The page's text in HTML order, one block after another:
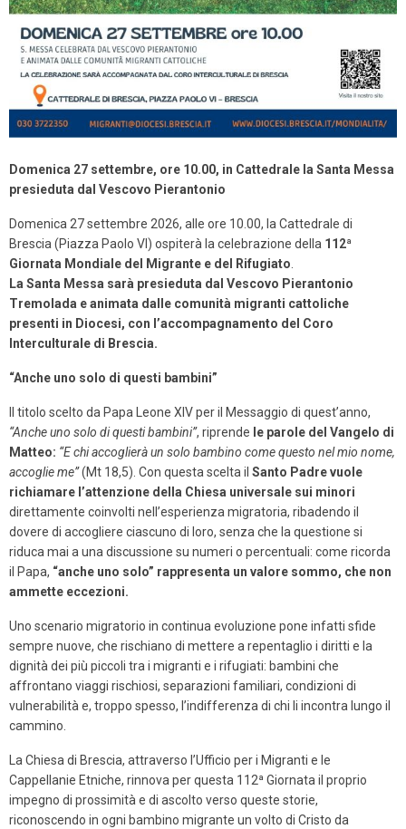
Domenica 27 settembre, ore 10.00, in Cattedrale la Santa Messa
presieduta dal Vescovo Pierantonio
Domenica 27 settembre 2026, alle ore 10.00, la Cattedrale di
Brescia (Piazza Paolo VI) ospiterà la celebrazione della 112ª
Giornata Mondiale del Migrante e del Rifugiato.
La Santa Messa sarà presieduta dal Vescovo Pierantonio
Tremolada e animata dalle comunità migranti cattoliche
presenti in Diocesi, con l’accompagnamento del Coro
Interculturale di Brescia.
“Anche uno solo di questi bambini”
Il titolo scelto da Papa Leone XIV per il Messaggio di quest’anno,
“Anche uno solo di questi bambini”, riprende le parole del Vangelo di
Matteo: “E chi accoglierà un solo bambino come questo nel mio nome,
accoglie me”(Mt 18,5). Con questa scelta il Santo Padre vuole
richiamare l’attenzione della Chiesa universale sui minori
direttamente coinvolti nell’esperienza migratoria, ribadendo il
dovere di accogliere ciascuno di loro, senza che la questione si
riduca mai a una discussione su numeri o percentuali: come ricorda
il Papa, “anche uno solo” rappresenta un valore sommo, che non
ammette eccezioni.
Uno scenario migratorio in continua evoluzione pone infatti sfide
sempre nuove, che rischiano di mettere a repentaglio i diritti e la
dignità dei più piccoli tra i migranti e i rifugiati: bambini che
affrontano viaggi rischiosi, separazioni familiari, condizioni di
vulnerabilità e, troppo spesso, l’indifferenza di chi li incontra lungo il
cammino.
La Chiesa di Brescia, attraverso l’Ufficio per i Migranti e le
Cappellanie Etniche, rinnova per questa 112ª Giornata il proprio
impegno di prossimità e di ascolto verso queste storie,
riconoscendo in ogni bambino migrante un volto di Cristo da